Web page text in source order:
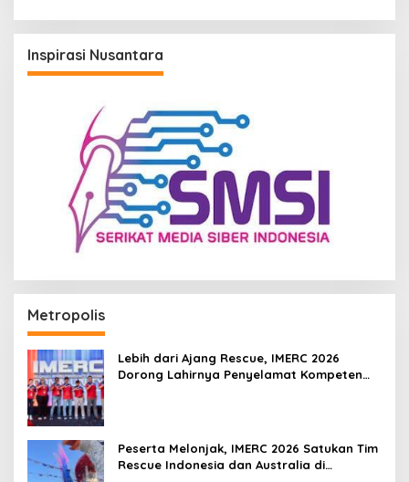
Inspirasi Nusantara
Metropolis
Lebih dari Ajang Rescue, IMERC 2026
Dorong Lahirnya Penyelamat Kompeten
Peserta Melonjak, IMERC 2026 Satukan Tim
Rescue Indonesia dan Australia di